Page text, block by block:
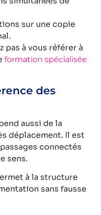
sur une copie
pas à vous référer à
formation spécialisée
des
aussi de la
déplacement. Il est
connectés
sens.
à la structure
sans fausse